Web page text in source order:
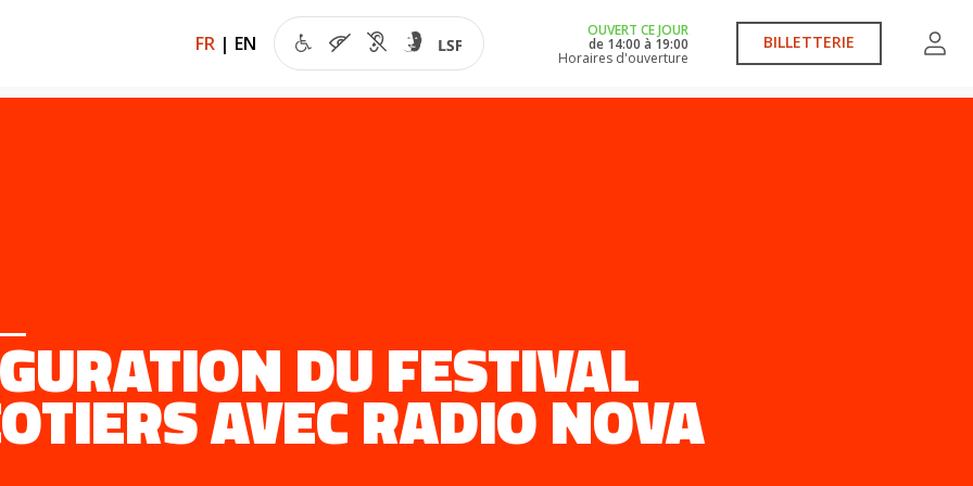
FR | EN
OUVERT CE JOUR
de 14:00 à 19:00
Horaires d'ouverture
BILLETTERIE
DU FESTIVAL
AVEC RADIO NOVA